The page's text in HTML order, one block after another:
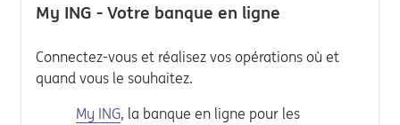
My ING - Votre banque en ligne
Connectez-vous et réalisez vos opérations où et
quand vous le souhaitez.
My ING, la banque en ligne pour les